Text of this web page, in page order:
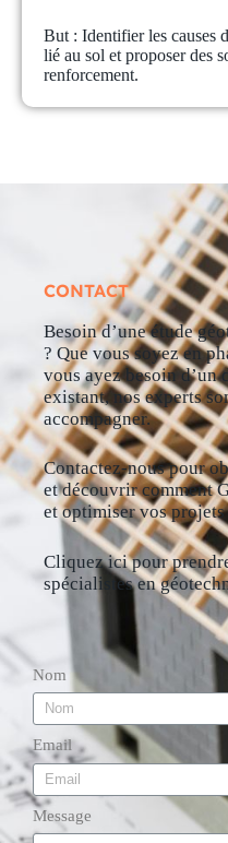
But : Identifier les causes
lié au sol et proposer des
renforcement.
CONTACT
Besoin d’une étude
? Que vous soyez en
vous ayez besoin d’un
existant, nos experts
accompagner.
Contactez-nous pour
et découvrir comment
et optimiser vos
Cliquez ici pour
spécialistes en
Nom
Email
Message